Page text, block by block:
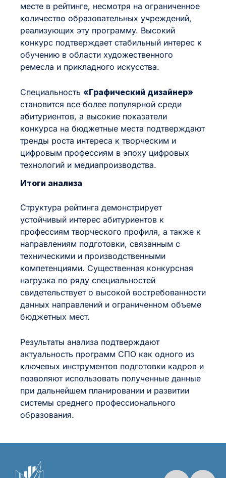
месте в рейтинге, несмотря на ограниченное
количество образовательных учреждений,
реализующих эту программу. Высокий
конкурс подтверждает стабильный интерес к
обучению в области художественного
ремесла и прикладного искусства.
Специальность «Графический дизайнер»
становится все более популярной среди
абитуриентов, а высокие показатели
конкурса на бюджетные места подтверждают
тренды роста интереса к творческим и
цифровым профессиям в эпоху цифровых
технологий и медиапроизводства.
Итоги анализа
Структура рейтинга демонстрирует
устойчивый интерес абитуриентов к
профессиям творческого профиля, а также к
направлениям подготовки, связанным с
техническими и производственными
компетенциями. Существенная конкурсная
нагрузка по ряду специальностей
свидетельствует о высокой востребованности
данных направлений и ограниченном объеме
бюджетных мест.
Результаты анализа подтверждают
актуальность программ СПО как одного из
ключевых инструментов подготовки кадров и
позволяют использовать полученные данные
при дальнейшем планировании и развитии
системы среднего профессионального
образования.